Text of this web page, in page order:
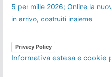
5 per mille 2026; Online la
in arrivo, costruiti insieme
Privacy Policy
Informativa estesa e cookie